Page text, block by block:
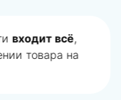
входит всё,
товара на